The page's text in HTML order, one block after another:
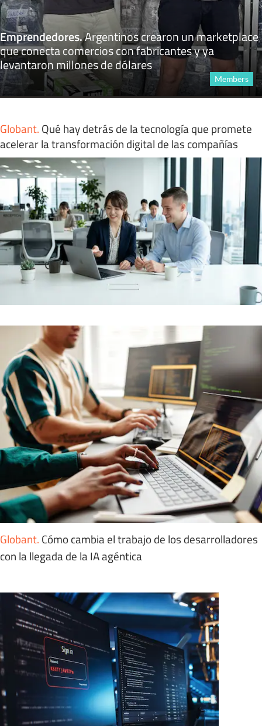
Emprendedores.Argentinos crearon un marketplace
que conecta comercios con fabricantes y ya
levantaron millones de dólares
Members
Globant. Qué hay detrás de la tecnología que promete
acelerar la transformación digital de las compañías
Globant. Cómo cambia el trabajo de los desarrolladores
con la llegada de la IA agéntica